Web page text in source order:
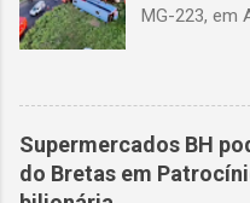
MG-223, em
volta das
quando o
veículo,
capotou em
vítimas
Supermercados BH
do Bretas em